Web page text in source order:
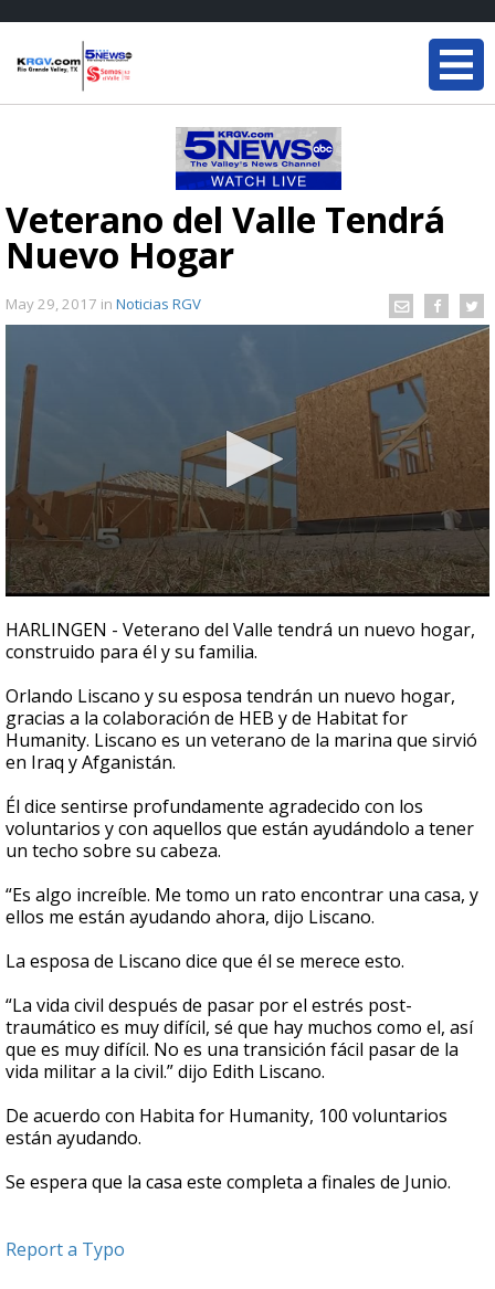
Veterano del Valle Tendrá
Nuevo Hogar
May 29, 2017 in Noticias RGV
seconds
of
48
HARLINGEN - Veterano del Valle tendrá un nuevo hogar,
construido para él y su familia.
Orlando Liscano y su esposa tendrán un nuevo hogar,
gracias a la colaboración de HEB y de Habitat for
Humanity. Liscano es un veterano de la marina que sirvió
en Iraq y Afganistán.
Él dice sentirse profundamente agradecido con los
voluntarios y con aquellos que están ayudándolo a tener
un techo sobre su cabeza.
“Es algo increíble. Me tomo un rato encontrar una casa, y
ellos me están ayudando ahora, dijo Liscano.
La esposa de Liscano dice que él se merece esto.
“La vida civil después de pasar por el estrés post-
traumático es muy difícil, sé que hay muchos como el, así
que es muy difícil. No es una transición fácil pasar de la
vida militar a la civil.” dijo Edith Liscano.
De acuerdo con Habita for Humanity, 100 voluntarios
están ayudando.
Se espera que la casa este completa a finales de Junio.
Report a Typo